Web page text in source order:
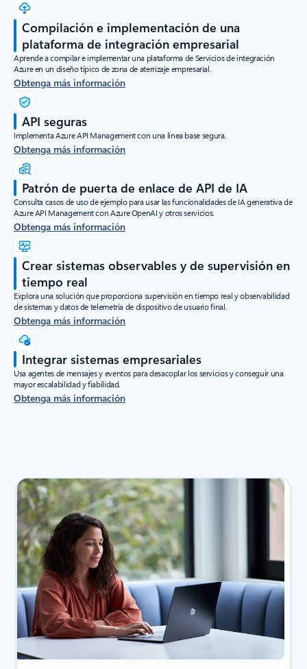
Compilación e implementación de una
plataforma de integración empresarial
Aprende a compilar e implementar una plataforma de Servicios de integración
Azure en un diseño típico de zona de aterrizaje empresarial.
Obtenga más información
API seguras
Implementa Azure API Management con una línea base segura.
Obtenga más información
Patrón de puerta de enlace de API de IA
Consulta casos de uso de ejemplo para usar las funcionalidades de IA generativa de
Azure API Management con Azure OpenAI y otros servicios.
Obtenga más información
Crear sistemas observables y de supervisión en
tiempo real
Explora una solución que proporciona supervisión en tiempo real y observabilidad
de sistemas y datos de telemetría de dispositivo de usuario final.
Obtenga más información
Integrar sistemas empresariales
Usa agentes de mensajes y eventos para desacoplar los servicios y conseguir una
mayor escalabilidad y fiabilidad.
Obtenga más información